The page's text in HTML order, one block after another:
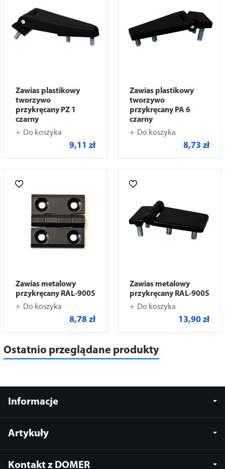
Zawias plastikowy
tworzywo
przykręcany PZ 1
czarny
Do koszyka
9,11 zł
Zawias plastikowy
tworzywo
przykręcany PA 6
czarny
Do koszyka
8,73 zł
Zawias metalowy
przykręcany RAL-9005
Do koszyka
8,78 zł
Zawias metalowy
przykręcany RAL-9005
Do koszyka
13,90 zł
Ostatnio przeglądane produkty
Informacje
Artykuły
Kontakt z DOMER